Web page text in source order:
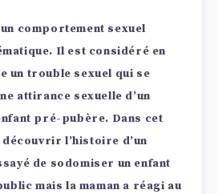
comportement sexuel
Il est considéré en
un trouble sexuel qui se
attirance sexuelle d’un
pré-pubère. Dans cet
l’histoire d’un
de sodomiser un enfant
mais la maman a réagi au